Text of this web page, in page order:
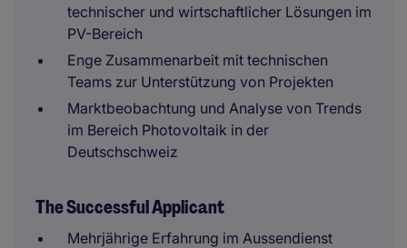
technischer und wirtschaftlicher Lösungen im
PV-Bereich
Enge Zusammenarbeit mit technischen
Teams zur Unterstützung von Projekten
Marktbeobachtung und Analyse von Trends
im Bereich Photovoltaik in der
Deutschschweiz
The Successful Applicant
Mehrjährige Erfahrung im Aussendienst